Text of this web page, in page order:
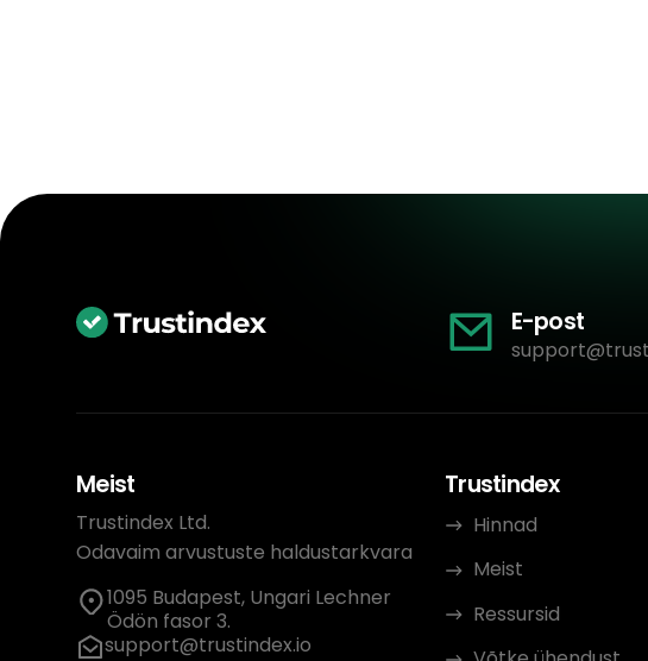
E-post
Meist
Trustindex Ltd.
Odavaim arvustuste haldustarkvara
1095 Budapest, Ungari Lechner
Ödön fasor 3.
support@trustindex.io
Trustindex
Hinnad
Meist
Ressursid